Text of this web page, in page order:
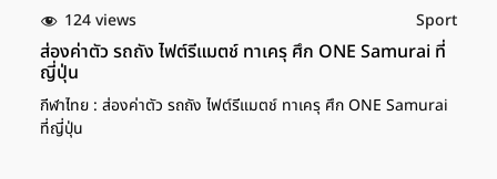
124 views Sport
ส่องค่าตัว รถถัง ไฟต์รีแมตช์ ทาเครุ ศึก ONE Samurai ที่
ญี่ปุ่น
กีฬาไทย : ส่องค่าตัว รถถัง ไฟต์รีแมตช์ ทาเครุ ศึก ONE Samurai
ที่ญี่ปุ่น